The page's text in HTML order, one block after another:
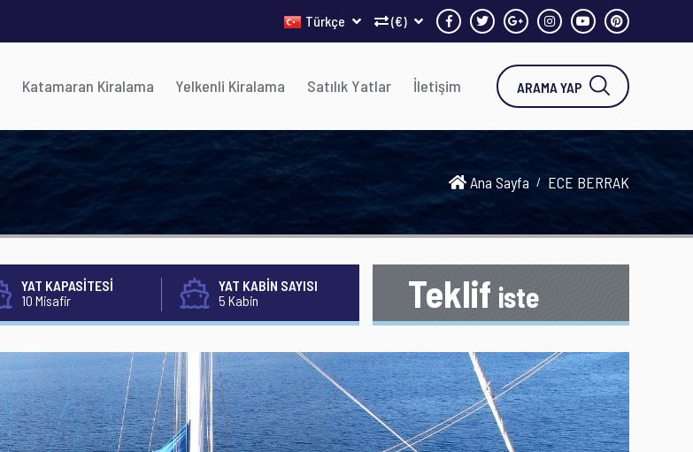
(€)
Türkçe
Katamaran Kiralama Yelkenli Kiralama Satılık Yatlar İletişim ARAMA YAP
Ana Sayfa ECE BERRAK
YAT KAPASİTESİ
10 Misafir
YAT KABİN SAYISI
5 Kabin
Teklif iste